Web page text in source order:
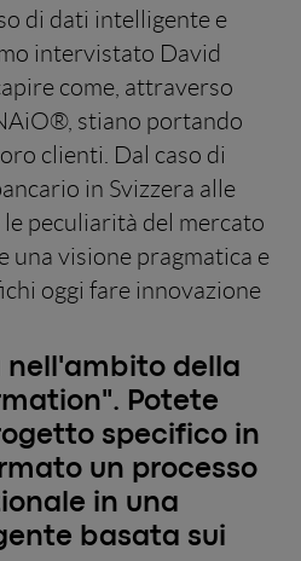
di dati intelligente e
intervistato David
come, attraverso
stiano portando
clienti. Dal caso di
in Svizzera alle
peculiarità del mercato
una visione pragmatica e
oggi fare innovazione
nell'ambito della
Potete
specifico in
un processo
in una
basata sui